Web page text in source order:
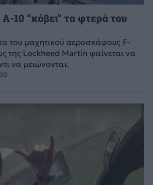
10 “κόβει” τα φτερά του
του μαχητικού αεροσκάφους F-
της Lockheed Martin φαίνεται να
να μειώνονται.